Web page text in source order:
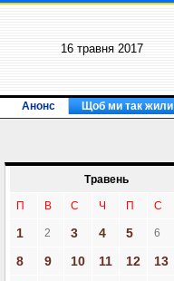
16 травня 2017
Анонс Щоб ми так жили
Травень
П В С Ч П С
1 2 3 4 5 6
8
9 10 11 12 13